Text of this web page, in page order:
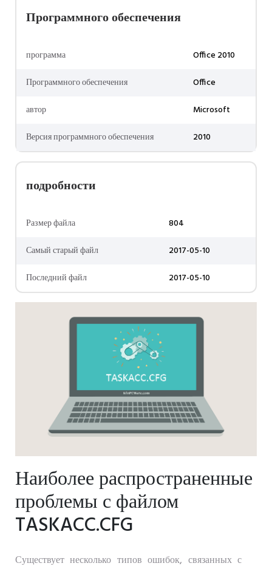
Программного обеспечения
программа
Office 2010
Программного обеспечения
Office
автор
Microsoft
Версия программного обеспечения
2010
подробности
Размер файла
804
Самый старый файл
2017-05-10
Последний файл
2017-05-10
Наиболее распространенные
проблемы с файлом
TASKACC.CFG
Существует несколько типов ошибок, связанных с